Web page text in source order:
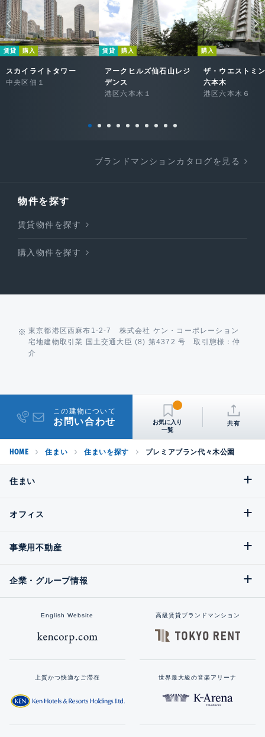
賃貸 購入
スカイライトタワー
中央区佃１
賃貸 購入
アークヒルズ仙石山レジ
デンス
港区六本木１
購入
ザ・ウエストミ
六本木
港区六本木６
ブランドマンションカタログを見る
物件を探す
賃貸物件を探す
購入物件を探す
東京都港区西麻布1-2-7 株式会社 ケン・コーポレーション
宅地建物取引業 国土交通大臣 (8) 第4372 号 取引態様：仲
介
この建物について
お問い合わせ 共有
HOME 住まい 住まいを探す プレミアブラン代々木公園
住まい
オフィス
事業用不動産
企業・グループ情報
English Website 高級賃貸ブランドマンション
上質かつ快適なご滞在 世界最大級の音楽アリーナ